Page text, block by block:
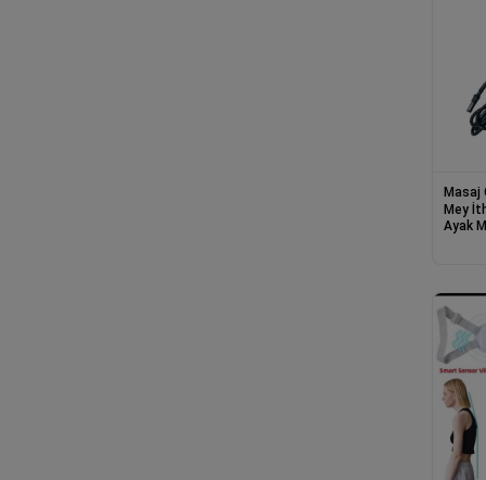
Masaj
Mey
Ayak